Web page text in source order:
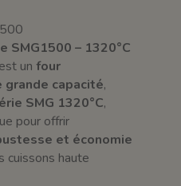
SMG1500 – 1320°C
est unfour
capacité,
SMG 1320°C,
pour offrir
et économie
cuissons haute